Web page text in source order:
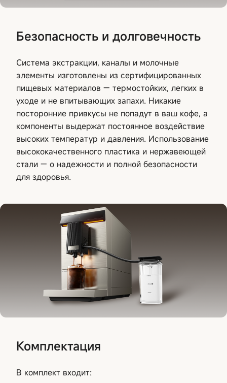
Безопасность и долговечность
Система экстракции, каналы и молочные
элементы изготовлены из сертифицированных
пищевых материалов — термостойких, легких в
уходе и не впитывающих запахи. Никакие
посторонние привкусы не попадут в ваш кофе, а
компоненты выдержат постоянное воздействие
высоких температур и давления. Использование
высококачественного пластика и нержавеющей
стали — о надежности и полной безопасности
для здоровья.
Комплектация
В комплект входит: